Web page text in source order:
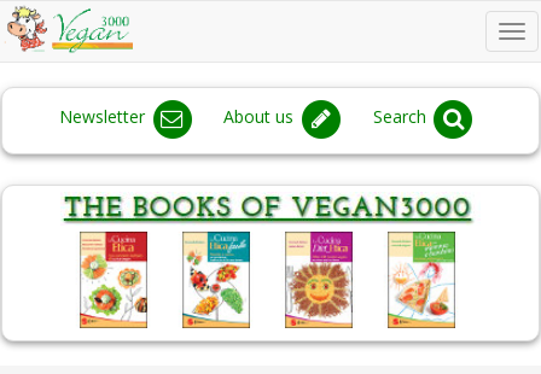
Newsletter About us Search